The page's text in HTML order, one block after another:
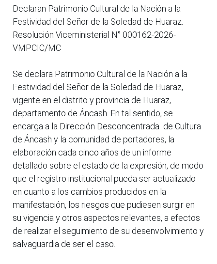
Declaran Patrimonio Cultural de la Nación a la
Festividad del Señor de la Soledad de Huaraz.
Resolución Viceministerial N° 000162-2026-
VMPCIC/MC
Se declara Patrimonio Cultural de la Nación a la
Festividad del Señor de la Soledad de Huaraz,
vigente en el distrito y provincia de Huaraz,
departamento de Áncash. En tal sentido, se
encarga a la Dirección Desconcentrada de Cultura
de Áncash y la comunidad de portadores, la
elaboración cada cinco años de un informe
detallado sobre el estado de la expresión, de modo
que el registro institucional pueda ser actualizado
en cuanto a los cambios producidos en la
manifestación, los riesgos que pudiesen surgir en
su vigencia y otros aspectos relevantes, a efectos
de realizar el seguimiento de su desenvolvimiento y
salvaguardia de ser el caso.